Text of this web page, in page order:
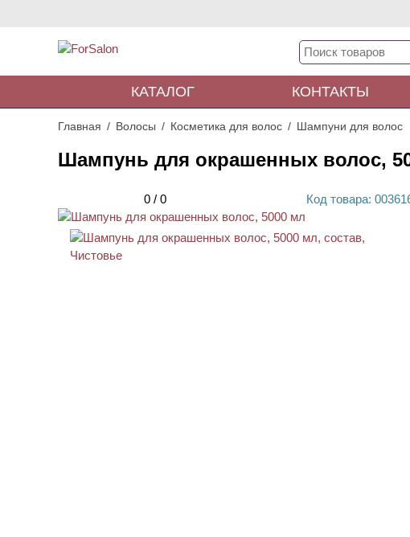
КАТАЛОГ КОНТАКТЫ
Главная Волосы Косметика для волос Шампуни для волос
Шампунь для окрашенных волос,
0 / 0 Код товара: 00